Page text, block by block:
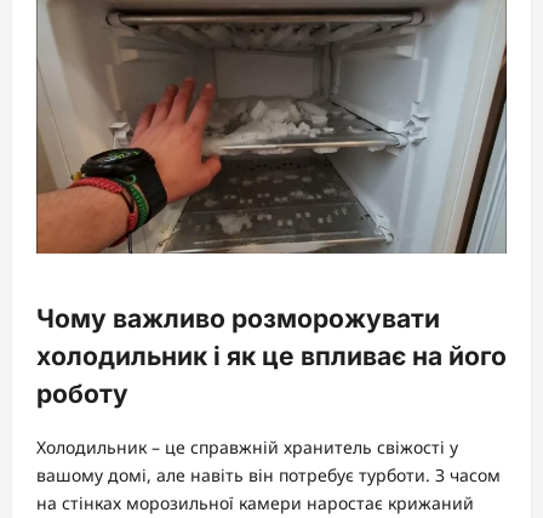
Чому важливо розморожувати
холодильник і як це впливає на його
роботу
Холодильник – це справжній хранитель свіжості у
вашому домі, але навіть він потребує турботи. З часом
на стінках морозильної камери наростає крижаний